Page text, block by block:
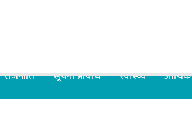
राजनीति सूचना प्रबिधि स्वास्थ्य आर्थिक